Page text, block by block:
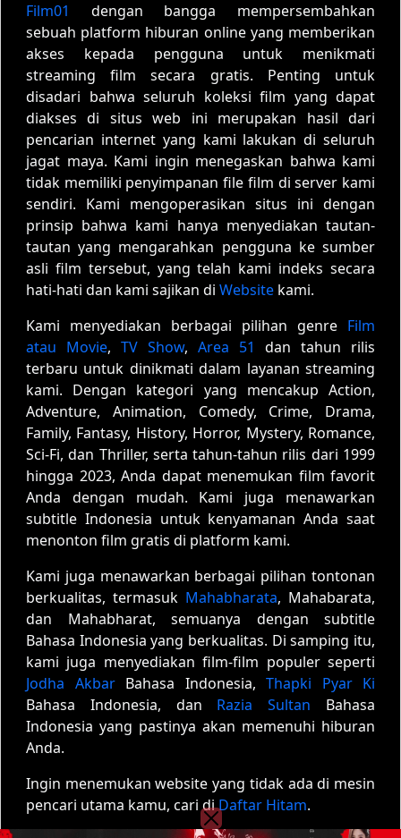
Film01
dengan bangga mempersembahkan
sebuah platform hiburan online yang memberikan
akses kepada pengguna untuk menikmati
streaming film secara gratis. Penting untuk
disadari bahwa seluruh koleksi film yang dapat
diakses di situs web ini merupakan hasil dari
pencarian internet yang kami lakukan di seluruh
jagat maya. Kami ingin menegaskan bahwa kami
tidak memiliki penyimpanan file film di server kami
sendiri. Kami mengoperasikan situs ini dengan
prinsip bahwa kami hanya menyediakan tautan-
tautan yang mengarahkan pengguna ke sumber
asli film tersebut, yang telah kami indeks secara
hati-hati dan kami sajikan di Website kami.
Kami menyediakan berbagai pilihan genre Film
atau Movie, TV Show, Area 51
dan tahun rilis
terbaru untuk dinikmati dalam layanan streaming
kami. Dengan kategori yang mencakup Action,
Adventure, Animation, Comedy, Crime, Drama,
Family, Fantasy, History, Horror, Mystery, Romance,
Sci-Fi, dan Thriller, serta tahun-tahun rilis dari 1999
hingga 2023, Anda dapat menemukan film favorit
Anda dengan mudah. Kami juga menawarkan
subtitle Indonesia untuk kenyamanan Anda saat
menonton film gratis di platform kami.
Kami juga menawarkan berbagai pilihan tontonan
berkualitas, termasuk Mahabharata, Mahabarata,
dan Mahabharat, semuanya dengan subtitle
Bahasa Indonesia yang berkualitas. Di samping itu,
kami juga menyediakan film-film populer seperti
Jodha AkbarBahasa Indonesia, Thapki Pyar Ki
Bahasa Indonesia, dan Razia Sultan Bahasa
Indonesia yang pastinya akan memenuhi hiburan
Anda.
Ingin menemukan website yang tidak ada di mesin
pencari utama kamu, cari diDaftar Hitam.